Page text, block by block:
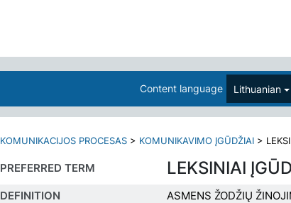
Content language Lithuanian
KOMUNIKACIJOS PROCESAS > KOMUNIKAVIMO ĮGŪDŽIAI >
PREFERRED TERM LEKSINIAI
DEFINITION
ASMENS ŽODŽIŲ